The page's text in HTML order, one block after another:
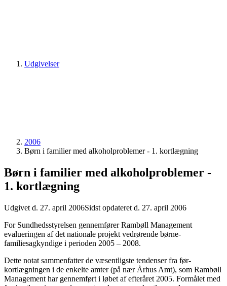
Udgivelser
2006
Børn i familier med alkoholproblemer - 1. kortlægning
Børn i familier med alkoholproblemer -
1. kortlægning
Udgivet d. 27. april 2006Sidst opdateret d. 27. april 2006
For Sundhedsstyrelsen gennemfører Rambøll Management
evalueringen af det nationale projekt vedrørende børne-
familiesagkyndige i perioden 2005 – 2008.
Dette notat sammenfatter de væsentligste tendenser fra før-
kortlægningen i de enkelte amter (på nær Århus Amt), som Rambøll
Management har gennemført i løbet af efteråret 2005. Formålet med